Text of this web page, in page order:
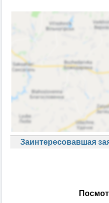
Заинтересовавшая